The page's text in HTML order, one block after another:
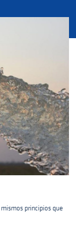
principios que